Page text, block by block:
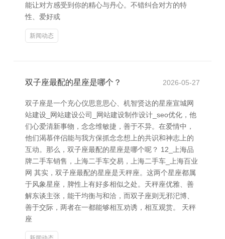
能让对方感受到你的精心与丹心。不错纠合对方的特
性、爱好或
新闻动态
双子座最配的星座是哪个？ 2026-05-27
双子座是一个充心仪思意思心、机智贤达的星座宣城网
站建设_网站建设公司_网站建设制作设计_seo优化，他
们心爱清新事物，念念维敏捷，善于不异。在爱情中，
他们渴慕伴侣能与我方保抓念念想上的共识和神志上的
互动。那么，双子座最配的星座是哪个呢？ 12_上海品
牌二手车销售，上海二手车交易，上海二手车_上海百业
网 其实，双子座最配的星座是天秤座。这两个星座都属
于风象星座，脾性上有好多相似之处。天秤座优雅、善
解东谈主张，能干均衡与和洽，而双子座则无邪汜博、
善于交际，两者在一都能够相互劝诱，相互观赏。 天秤
座